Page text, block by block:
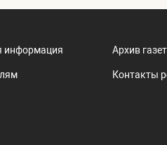
информация Архив
Контакты